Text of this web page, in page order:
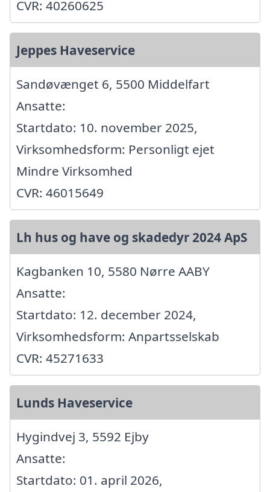
CVR: 40260625
Jeppes Haveservice
Sandøvænget 6, 5500 Middelfart
Ansatte:
Startdato: 10. november 2025,
Virksomhedsform: Personligt ejet
Mindre Virksomhed
CVR: 46015649
Lh hus og have og skadedyr 2024 ApS
Kagbanken 10, 5580 Nørre AABY
Ansatte:
Startdato: 12. december 2024,
Virksomhedsform: Anpartsselskab
CVR: 45271633
Lunds Haveservice
Hygindvej 3, 5592 Ejby
Ansatte:
Startdato: 01. april 2026,